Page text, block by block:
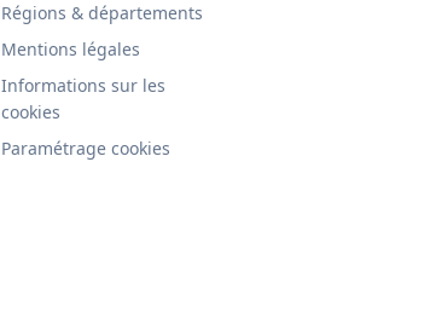
Régions & départements
Mentions légales
Informations sur les
cookies
Paramétrage cookies